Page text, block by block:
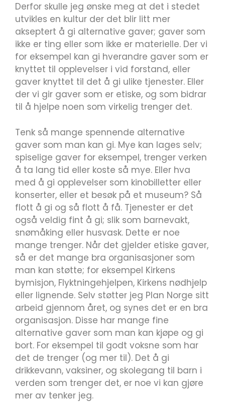
Derfor skulle jeg ønske meg at det i stedet
utvikles en kultur der det blir litt mer
akseptert å gi alternative gaver; gaver som
ikke er ting eller som ikke er materielle. Der vi
for eksempel kan gi hverandre gaver som er
knyttet til opplevelser i vid forstand, eller
gaver knyttet til det å gi ulike tjenester. Eller
der vi gir gaver som er etiske, og som bidrar
til å hjelpe noen som virkelig trenger det.
Tenk så mange spennende alternative
gaver som man kan gi. Mye kan lages selv;
spiselige gaver for eksempel, trenger verken
å ta lang tid eller koste så mye. Eller hva
med å gi opplevelser som kinobilletter eller
konserter, eller et besøk på et museum? Så
flott å gi og så flott å få. Tjenester er det
også veldig fint å gi; slik som barnevakt,
snømåking eller husvask. Dette er noe
mange trenger. Når det gjelder etiske gaver,
så er det mange bra organisasjoner som
man kan støtte; for eksempel Kirkens
bymisjon, Flyktningehjelpen, Kirkens nødhjelp
eller lignende. Selv støtter jeg Plan Norge sitt
arbeid gjennom året, og synes det er en bra
organisasjon. Disse har mange fine
alternative gaver som man kan kjøpe og gi
bort. For eksempel til godt voksne som har
det de trenger (og mer til). Det å gi
drikkevann, vaksiner, og skolegang til barn i
verden som trenger det, er noe vi kan gjøre
mer av tenker jeg.